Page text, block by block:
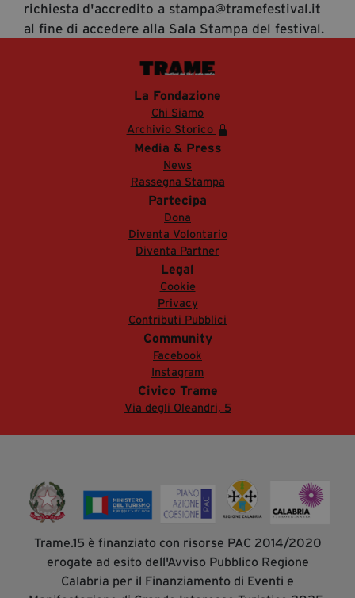
richiesta d'accredito a stampa@tramefestival.it
al fine di accedere alla Sala Stampa del festival.
La Fondazione
Chi Siamo
Archivio Storico
Media & Press
News
Rassegna Stampa
Partecipa
Dona
Diventa Volontario
Diventa Partner
Legal
Cookie
Privacy
Contributi Pubblici
Community
Facebook
Instagram
Civico Trame
Via degli Oleandri, 5
Trame.15 è finanziato con risorse PAC 2014/2020
erogate ad esito dell'Avviso Pubblico Regione
Calabria per il Finanziamento di Eventi e